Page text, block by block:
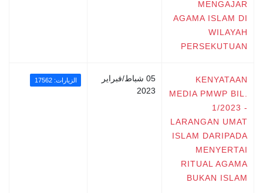
MENGAJAR
AGAMA ISLAM DI
WILAYAH
PERSEKUTUAN
KENYATAAN
MEDIA PMWP BIL.
1/2023 -
LARANGAN UMAT
ISLAM DARIPADA
MENYERTAI
RITUAL AGAMA
BUKAN ISLAM
05 شباط/فبراير
2023
الزيارات: 17562